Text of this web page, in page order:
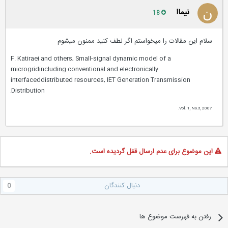
نیماا
سلام این مقالات را میخواستم اگر لطف کنید ممنون میشوم
F. Katiraei and others, Small-signal dynamic model of a
microgridincluding conventional and electronically
interfaceddistributed resources, IET Generation Transmission
Distribution
,
Vol. 1, No.3, 2007.
این موضوع برای عدم ارسال قفل گردیده است.
دنبال کنندگان
رفتن به فهرست موضوع ها